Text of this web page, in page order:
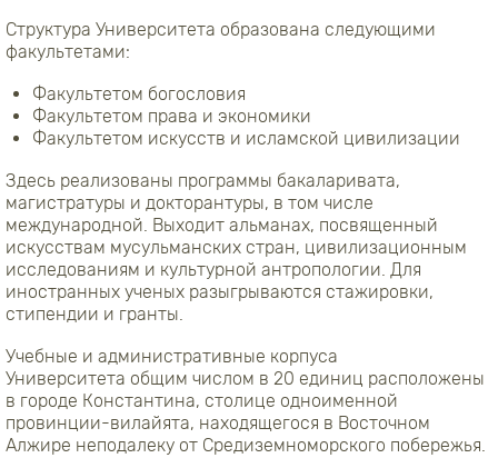
Структура Университета образована следующими
факультетами:
Факультетом богословия
Факультетом права и экономики
Факультетом искусств и исламской цивилизации
Здесь реализованы программы бакаларивата,
магистратуры и докторантуры, в том числе
международной. Выходит альманах, посвященный
искусствам мусульманских стран, цивилизационным
исследованиям и культурной антропологии. Для
иностранных ученых разыгрываются стажировки,
стипендии и гранты.
Учебные и административные корпуса
Университета общим числом в 20 единиц расположены
в городе Константина, столице одноименной
провинции-вилайята, находящегося в Восточном
Алжире неподалеку от Средиземноморского побережья.